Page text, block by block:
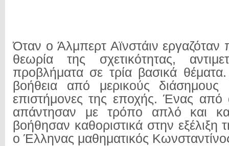
Όταν ο Άλμπερτ Αϊνστάιν εργαζόταν
θεωρία της σχετικότητας,
προβλήματα σε τρία βασικά
βοήθεια από μερικούς διάσημους
επιστήμονες της εποχής. Ένας
απάντησαν με τρόπο απλό και
βοήθησαν καθοριστικά στην εξέλιξη
ο Έλληνας μαθηματικός